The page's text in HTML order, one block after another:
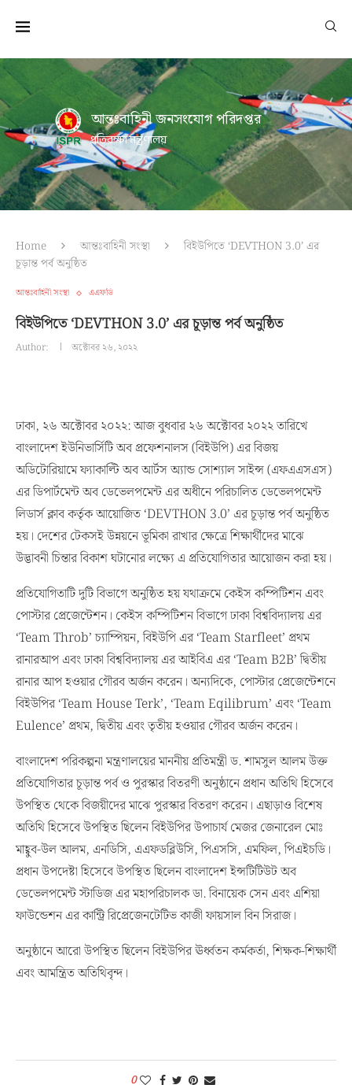
আন্তঃবাহিনী জনসংযোগ পরিদপ্তর
প্রতিরক্ষা মন্ত্রণালয়
Home আন্তঃবাহিনী সংস্থা
বিইউপিতে ‘DEVTHON 3.0’ এর
চূড়ান্ত পর্ব অনুষ্ঠিত
আন্তঃবাহিনী সংস্থা এএফডি
বিইউপিতে ‘DEVTHON 3.0’ এর চূড়ান্ত পর্ব অনুষ্ঠিত
Author: অক্টোবর ২৬, ২০২২
ঢাকা, ২৬ অক্টোবর ২০২২: আজ বুধবার ২৬ অক্টোবর ২০২২ তারিখে
বাংলাদেশ ইউনিভার্সিটি অব প্রফেশনালস (বিইউপি) এর বিজয়
অডিটোরিয়ামে ফ্যাকাল্টি অব আর্টস অ্যান্ড সোশ্যাল সাইন্স (এফএএসএস)
এর ডিপার্টমেন্ট অব ডেভেলপমেন্ট এর অধীনে পরিচালিত ডেভেলপমেন্ট
লিডার্স ক্লাব কর্তৃক আয়োজিত ‘DEVTHON 3.0’ এর চূড়ান্ত পর্ব অনুষ্ঠিত
হয়। দেশের টেকসই উন্নয়নে ভূমিকা রাখার ক্ষেত্রে শিক্ষার্থীদের মাঝে
উদ্ভাবনী চিন্তার বিকাশ ঘটানোর লক্ষ্যে এ প্রতিযোগিতার আয়োজন করা হয়।
প্রতিযোগিতাটি দুটি বিভাগে অনুষ্ঠিত হয় যথাক্রমে কেইস কম্পিটিশন এবং
পোস্টার প্রেজেন্টেশন। কেইস কম্পিটিশন বিভাগে ঢাকা বিশ্ববিদ্যালয় এর
‘Team Throb’ চ্যাম্পিয়ন, বিইউপি এর ‘Team Starfleet’ প্রথম
রানারআপ এবং ঢাকা বিশ্ববিদ্যালয় এর আইবিএ এর ‘Team B2B’ দ্বিতীয়
রানার আপ হওয়ার গৌরব অর্জন করেন। অন্যদিকে, পোস্টার প্রেজেন্টেশনে
বিইউপির ‘Team House Terk’, ‘Team Eqilibrum’ এবং ‘Team
Eulence’ প্রথম, দ্বিতীয় এবং তৃতীয় হওয়ার গৌরব অর্জন করেন।
বাংলাদেশ পরিকল্পনা মন্ত্রণালয়ের মাননীয় প্রতিমন্ত্রী ড. শামসুল আলম উক্ত
প্রতিযোগিতার চূড়ান্ত পর্ব ও পুরস্কার বিতরণী অনুষ্ঠানে প্রধান অতিথি হিসেবে
উপস্থিত থেকে বিজয়ীদের মাঝে পুরস্কার বিতরণ করেন। এছাড়াও বিশেষ
অতিথি হিসেবে উপস্থিত ছিলেন বিইউপির উপাচার্য মেজর জেনারেল মোঃ
মাহ্বুব-উল আলম, এনডিসি, এএফডব্লিউসি, পিএসসি, এমফিল, পিএইচডি।
প্রধান উপদেষ্টা হিসেবে উপস্থিত ছিলেন বাংলাদেশ ইন্সটিটিউট অব
ডেভেলপমেন্ট স্টাডিজ এর মহাপরিচালক ডা. বিনায়েক সেন এবং এশিয়া
ফাউন্ডেশন এর কান্ট্রি রিপ্রেজেনটেটিভ কাজী ফায়সাল বিন সিরাজ।
অনুষ্ঠানে আরো উপস্থিত ছিলেন বিইউপির ঊর্ধ্বতন কর্মকর্তা, শিক্ষক-শিক্ষার্থী
এবং আমন্ত্রিত অতিথিবৃন্দ।
0